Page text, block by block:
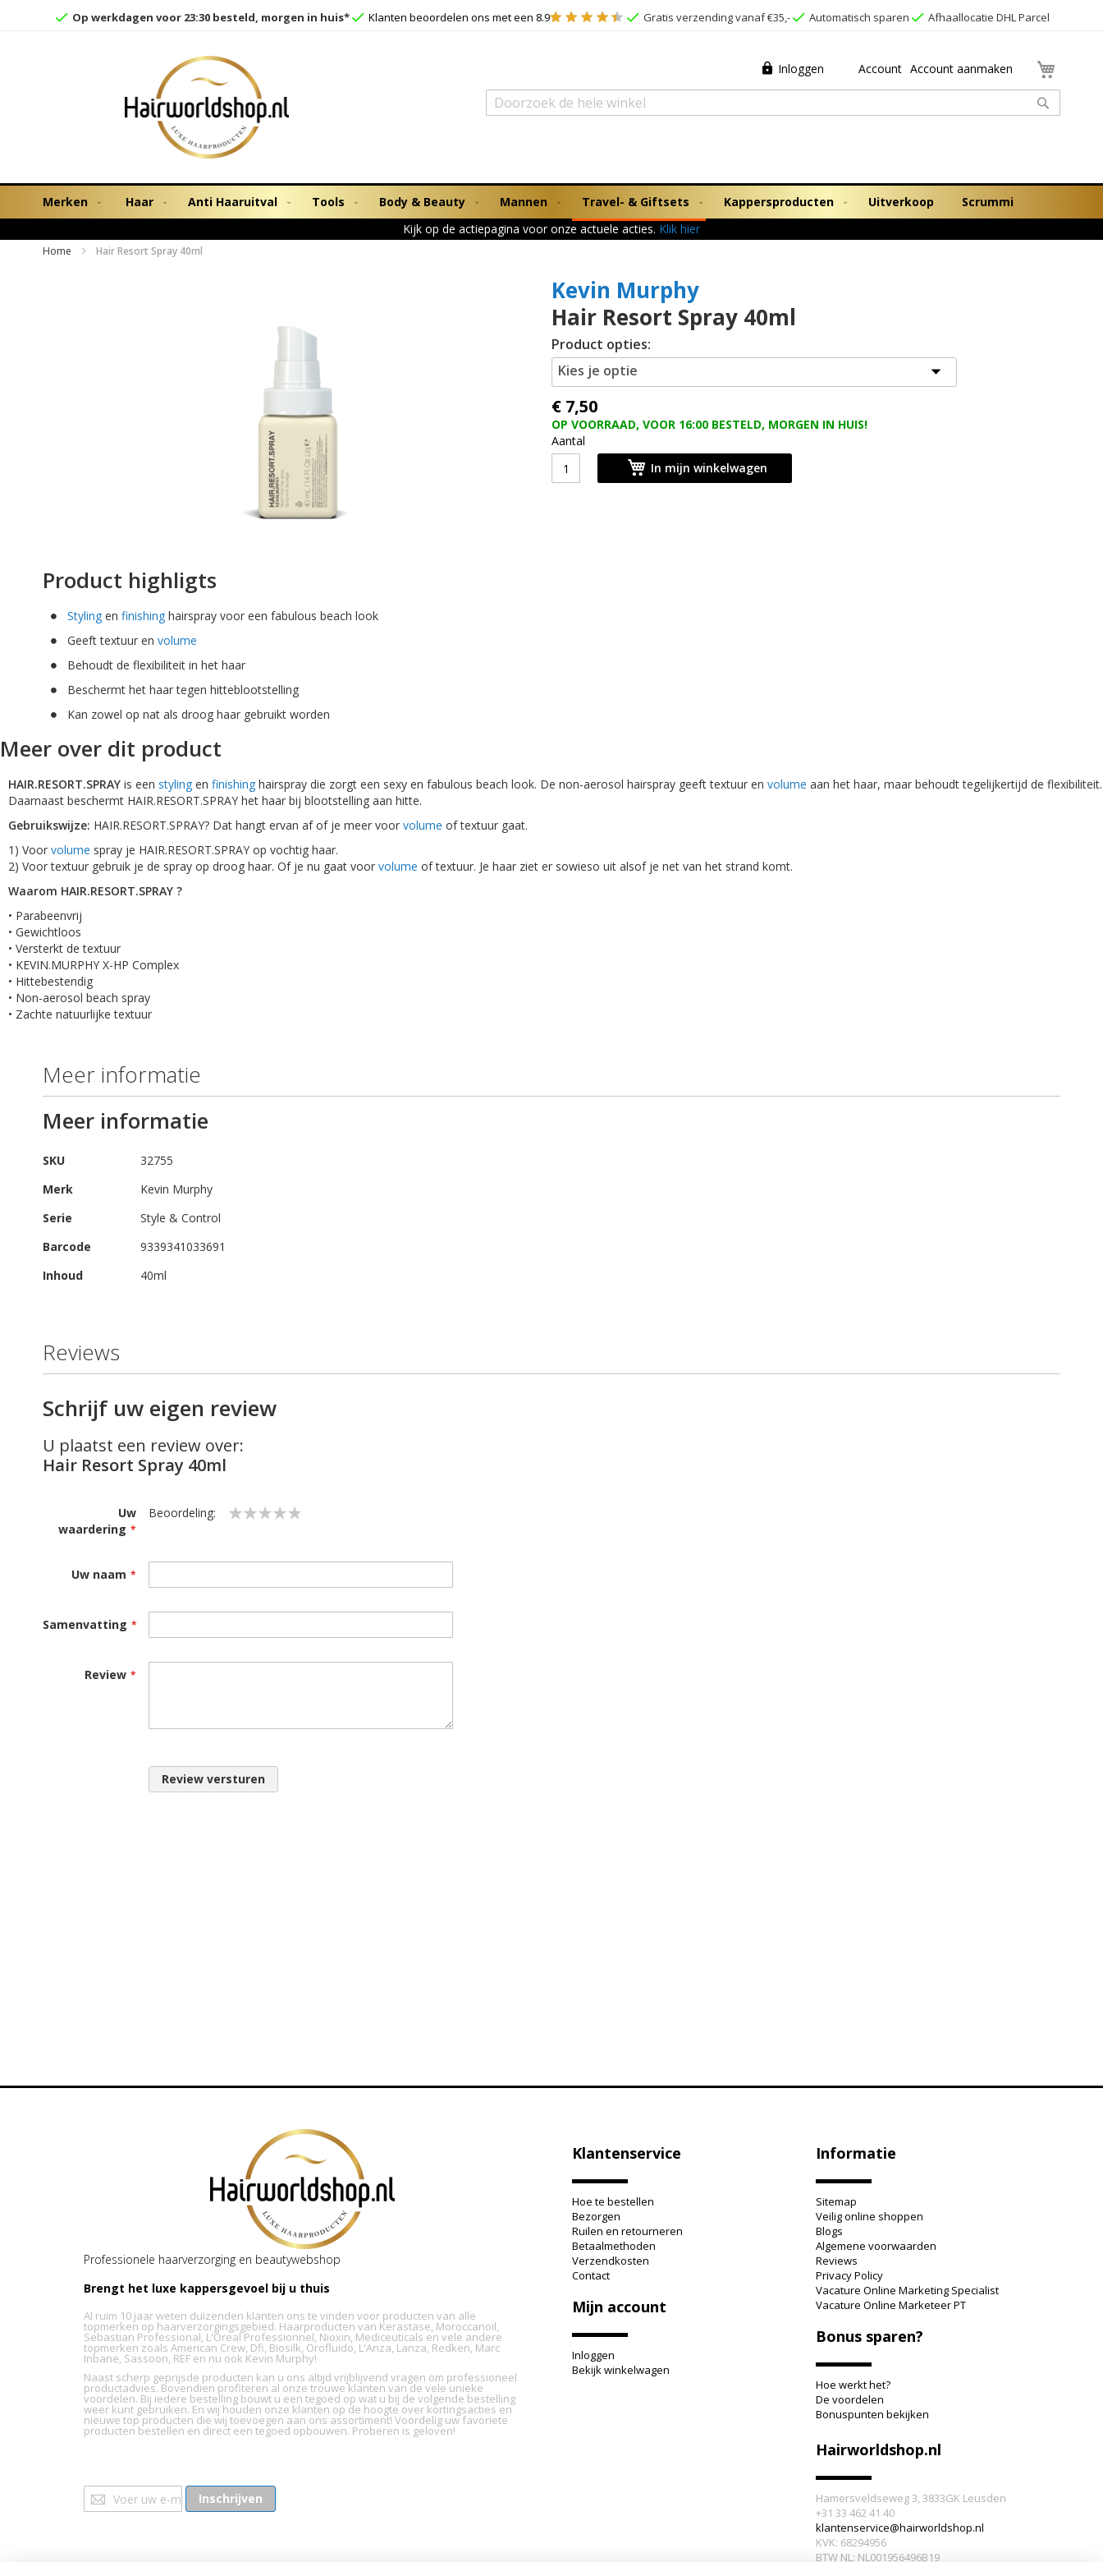
Op werkdagen voor 23:30 besteld, morgen in huis* Klanten beoordelen ons met een 8.9 Gratis verzending vanaf €35,- Automatisch sparen Afhaallocatie DHL Parcel
Inloggen Account Account aanmaken
Zoek
Merken Haar Anti Haaruitval Tools Body & Beauty Mannen Travel- & Giftsets Kappersproducten Uitverkoop
Scrummi
Kijk op de actiepagina voor onze actuele acties. Klik hier
Home Hair Resort Spray 40ml
Kevin Murphy
Hair Resort Spray 40ml
Product opties:
Kies je optie
€ 7,50
OP VOORRAAD, VOOR 16:00 BESTELD, MORGEN IN HUIS!
Aantal
In mijn winkelwagen
naar
het
van
de
gallerij
Product highligts
Styling en finishing hairspray voor een fabulous beach look
Geeft textuur en volume
Behoudt de flexibiliteit in het haar
Beschermt het haar tegen hitteblootstelling
Kan zowel op nat als droog haar gebruikt worden
Meer over dit product
HAIR.RESORT.SPRAY is een styling en finishing hairspray die zorgt een sexy en fabulous beach look. De non-aerosol hairspray geeft textuur en volume aan het haar, maar behoudt tegelijkertijd de flexibiliteit.
Daarnaast beschermt HAIR.RESORT.SPRAY het haar bij blootstelling aan hitte.
Gebruikswijze: HAIR.RESORT.SPRAY? Dat hangt ervan af of je meer voor volume of textuur gaat.
1) Voor volume spray je HAIR.RESORT.SPRAY op vochtig haar.
2) Voor textuur gebruik je de spray op droog haar. Of je nu gaat voor volume of textuur. Je haar ziet er sowieso uit alsof je net van het strand komt.
Waarom HAIR.RESORT.SPRAY ?
• Parabeenvrij
• Gewichtloos
• Versterkt de textuur
• KEVIN.MURPHY X-HP Complex
• Hittebestendig
• Non-aerosol beach spray
• Zachte natuurlijke textuur
Meer informatie
Meer informatie
SKU
32755
Merk
Kevin Murphy
Serie
Style & Control
Barcode
9339341033691
Inhoud
40ml
Reviews
Schrijf uw eigen review
U plaatst een review over:
Hair Resort Spray 40ml
Uw
waardering
Beoordeling:
Uw naam
Samenvatting
Review
Review versturen
Professionele haarverzorging en beautywebshop
Brengt het luxe kappersgevoel bij u thuis
Al ruim 10 jaar weten duizenden klanten ons te vinden voor producten van alle
topmerken op haarverzorgingsgebied. Haarproducten van Kerastase, Moroccanoil,
Sebastian Professional, L'Oreal Professionnel, Nioxin, Mediceuticals en vele andere
topmerken zoals American Crew, Dfi, Biosilk, Orofluido, L'Anza, Lanza, Redken, Marc
Inbane, Sassoon, REF en nu ook Kevin Murphy!
Naast scherp geprijsde producten kan u ons altijd vrijblijvend vragen om professioneel
productadvies. Bovendien profiteren al onze trouwe klanten van de vele unieke
voordelen. Bij iedere bestelling bouwt u een tegoed op wat u bij de volgende bestelling
weer kunt gebruiken. En wij houden onze klanten op de hoogte over kortingsacties en
nieuwe top producten die wij toevoegen aan ons assortiment! Voordelig uw favoriete
producten bestellen en direct een tegoed opbouwen. Proberen is geloven!
Abonneer
u
Inschrijven
Klantenservice
Hoe te bestellen
Bezorgen
Ruilen en retourneren
Betaalmethoden
Verzendkosten
Contact
Mijn account
Inloggen
Bekijk winkelwagen
Informatie
Sitemap
Veilig online shoppen
Blogs
Algemene voorwaarden
Reviews
Privacy Policy
Vacature Online Marketing Specialist
Vacature Online Marketeer PT
Bonus sparen?
Hoe werkt het?
De voordelen
Bonuspunten bekijken
Hairworldshop.nl
Hamersveldseweg 3, 3833GK Leusden
+31 33 462 41 40
klantenservice@hairworldshop.nl
KVK: 68294956
BTW NL: NL001956496B19